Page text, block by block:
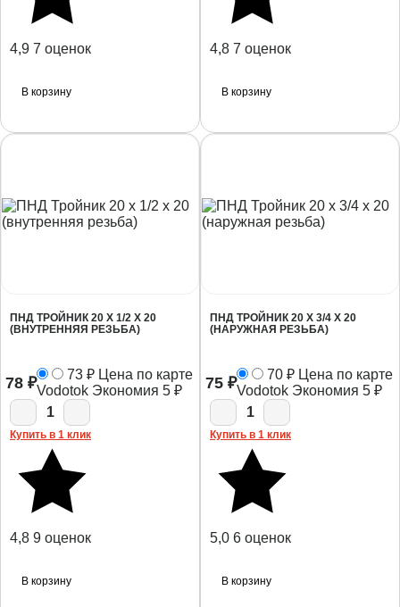
4,9 7 оценок
В корзину
4,8 7 оценок
В корзину
ПНД ТРОЙНИК 20 Х 1/2 Х 20
(ВНУТРЕННЯЯ РЕЗЬБА)
78 ₽ 73 ₽ Цена по карте
Vodotok Экономия 5 ₽
1
Купить в 1 клик
4,8 9 оценок
В корзину
ПНД ТРОЙНИК 20 Х 3/4 Х 20
(НАРУЖНАЯ РЕЗЬБА)
75 ₽ 70 ₽ Цена по карте
Vodotok Экономия 5 ₽
1
Купить в 1 клик
5,0 6 оценок
В корзину